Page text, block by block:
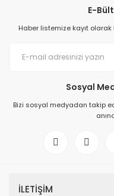
E-
Haber listemize kayıt
Sosyal
Bizi sosyal medyadan takip
İLETİŞİM